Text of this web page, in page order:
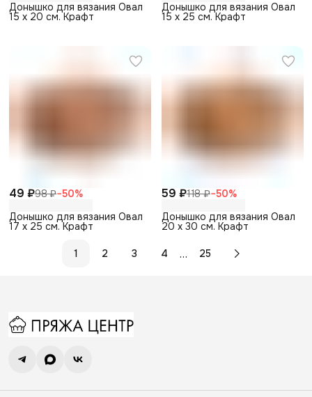
Донышко для вязания Овал
15 х 20 см. Крафт
Донышко для вязания Овал
15 х 25 см. Крафт
49 ₽98 ₽−50%
Донышко для вязания Овал
17 х 25 см. Крафт
59 ₽118 ₽−50%
Донышко для вязания Овал
20 х 30 см. Крафт
1 2 3 4 … 25